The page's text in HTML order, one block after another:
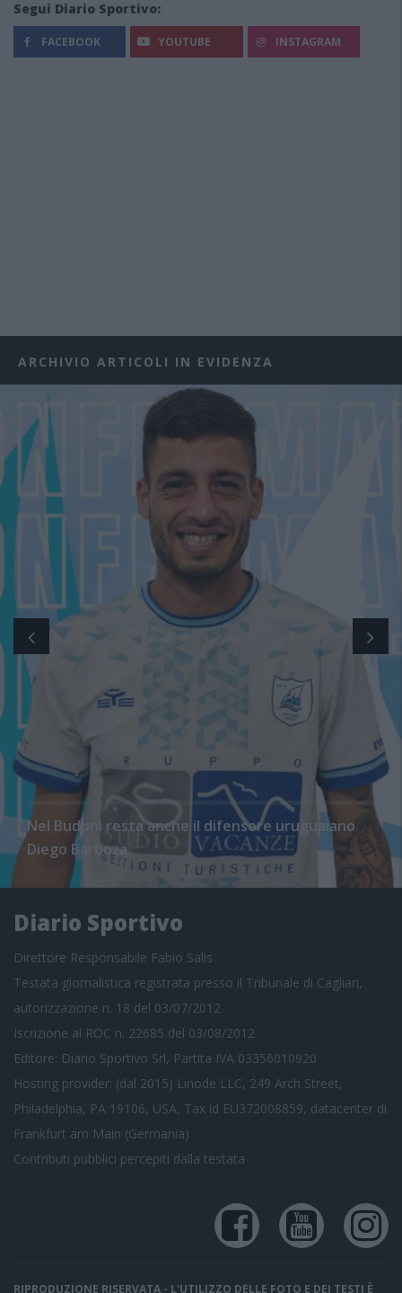
Segui Diario Sportivo:
FACEBOOK YOUTUBE INSTAGRAM
ARCHIVIO ARTICOLI IN EVIDENZA
Nel Budoni resta anche il difensore uruguaiano
Diego Barboza
Diario Sportivo
Direttore Responsabile Fabio Salis
Testata giornalistica registrata presso il Tribunale di Cagliari,
autorizzazione n. 18 del 03/07/2012
Iscrizione al ROC n. 22685 del 03/08/2012
Editore: Diario Sportivo Srl, Partita IVA 03356010920
Hosting provider: (dal 2015) Linode LLC, 249 Arch Street,
Philadelphia, PA 19106, USA, Tax id EU372008859, datacenter di
Frankfurt am Main (Germania)
Contributi pubblici percepiti dalla testata
RIPRODUZIONE RISERVATA - L'UTILIZZO DELLE FOTO E DEI TESTI È